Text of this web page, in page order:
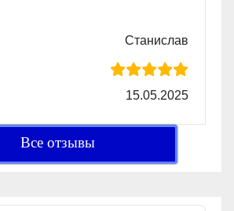
Станислав
15.05.2025
Все отзывы